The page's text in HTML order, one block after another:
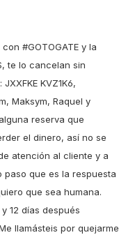
#GOTOGATE y la
te lo cancelan sin
KVZ1K6,
Maksym, Raquel y
reserva que
el dinero, así no se
atención al cliente y a
paso que es la respuesta
que sea humana.
12 días después
llamásteis por quejarme